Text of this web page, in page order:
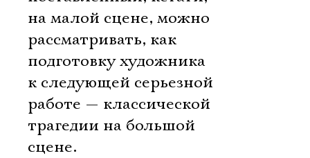
на малой сцене, можно
рассматривать, как
подготовку художника
к следующей серьезной
работе — классической
трагедии на большой
сцене.